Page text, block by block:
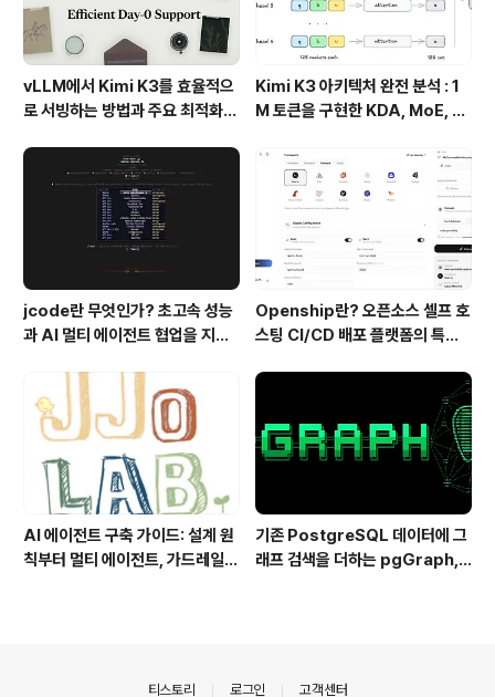
vLLM에서 Kimi K3를 효율적으
로 서빙하는 방법과 주요 최적화
Kimi K3 아키텍처 완전 분석 : 1
M 토큰을 구현한 KDA, MoE, Fl
핵심 기술
jcode란 무엇인가? 초고속 성능
과 AI 멀티 에이전트 협업을 지원
Openship란? 오픈소스 셀프 호
스팅 CI/CD 배포 플랫폼의 특징
AI 에이전트 구축 가이드: 설계 원
칙부터 멀티 에이전트, 가드레일까
기존 PostgreSQL 데이터에 그
래프 검색을 더하는 pgGraph,
티스토리 로그인 고객센터